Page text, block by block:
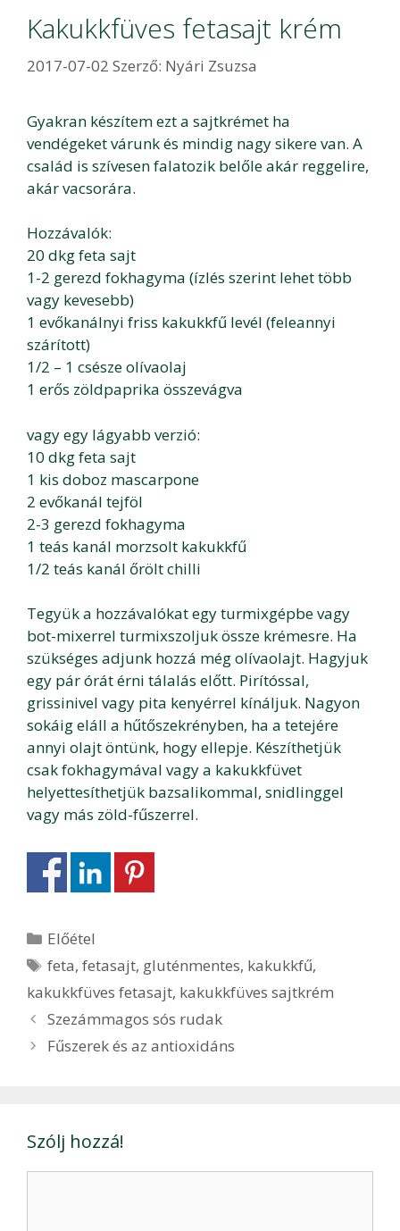
Kakukkfüves fetasajt krém
2017-07-02 Szerző: Nyári Zsuzsa
Gyakran készítem ezt a sajtkrémet ha
vendégeket várunk és mindig nagy sikere van. A
család is szívesen falatozik belőle akár reggelire,
akár vacsorára.
Hozzávalók:
20 dkg feta sajt
1-2 gerezd fokhagyma (ízlés szerint lehet több
vagy kevesebb)
1 evőkanálnyi friss kakukkfű levél (feleannyi
szárított)
1/2 – 1 csésze olívaolaj
1 erős zöldpaprika összevágva
vagy egy lágyabb verzió:
10 dkg feta sajt
1 kis doboz mascarpone
2 evőkanál tejföl
2-3 gerezd fokhagyma
1 teás kanál morzsolt kakukkfű
1/2 teás kanál őrölt chilli
Tegyük a hozzávalókat egy turmixgépbe vagy
bot-mixerrel turmixszoljuk össze krémesre. Ha
szükséges adjunk hozzá még olívaolajt. Hagyjuk
egy pár órát érni tálalás előtt. Pirítóssal,
grissinivel vagy pita kenyérrel kínáljuk. Nagyon
sokáig eláll a hűtőszekrényben, ha a tetejére
annyi olajt öntünk, hogy ellepje. Készíthetjük
csak fokhagymával vagy a kakukkfüvet
helyettesíthetjük bazsalikommal, snidlinggel
vagy más zöld-fűszerrel.
Kategória
Előétel
Címkék
feta,fetasajt, gluténmentes, kakukkfű,
kakukkfüves fetasajt, kakukkfüves sajtkrém
Bejegyzés
navigáció
Szezámmagos sós rudak
Fűszerek és az antioxidáns
Szólj hozzá!